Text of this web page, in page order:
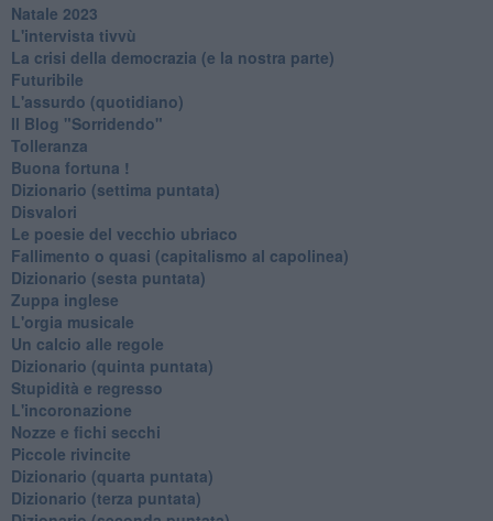
Natale 2023
L'intervista tivvù
La crisi della democrazia (e la nostra parte)
Futuribile
L'assurdo (quotidiano)
Il Blog "Sorridendo"
Tolleranza
Buona fortuna !
​Dizionario (settima puntata)
Disvalori
Le poesie del vecchio ubriaco
Fallimento o quasi (capitalismo al capolinea)
Dizionario (sesta puntata)
Zuppa inglese
L'orgia musicale
Un calcio alle regole
Dizionario (quinta puntata)
Stupidità e regresso
L'incoronazione
Nozze e fichi secchi
Piccole rivincite
​Dizionario (quarta puntata)
​Dizionario (terza puntata)